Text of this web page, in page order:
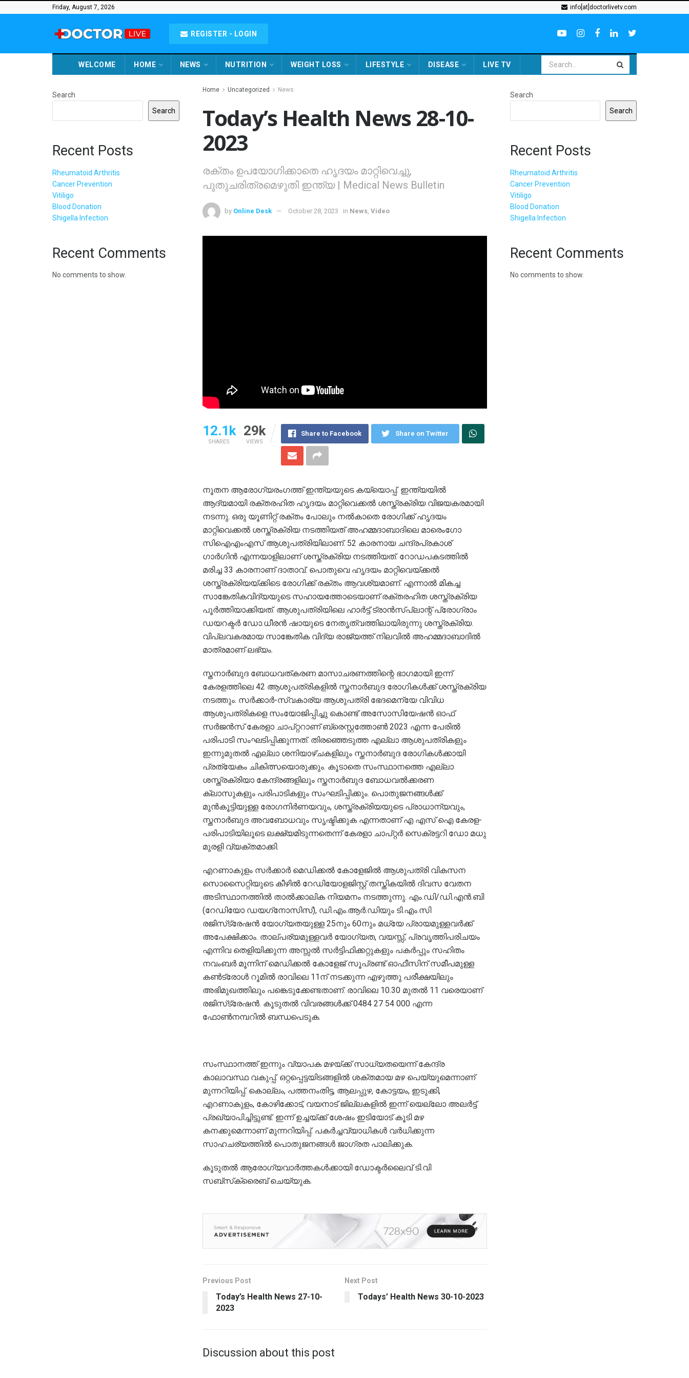
Friday, August 7, 2026 info[at]doctorlivetv.com
REGISTER - LOGIN
WELCOME HOME NEWS NUTRITION WEIGHT LOSS LIFESTYLE DISEASE LIVE TV
Home Uncategorized News
Today’s Health News 28-10-
2023
രക്തം ഉപയോഗിക്കാതെ ഹൃദയം മാറ്റിവെച്ചു,
പുതുചരിത്രമെഴുതി ഇന്ത്യ | Medical News Bulletin
by Online Desk October 28, 2023 in News, Video
12.1k
SHARES
29k
VIEWS
Share to Facebook Share on Twitter
നൂതന ആരോഗ്യരംഗത്ത് ഇന്ത്യയുടെ കയ്യൊപ്പ്. ഇന്ത്യയില്‍
ആദ്യമായി രക്തരഹിത ഹൃദയം മാറ്റിവെക്കല്‍ ശസ്ത്രക്രിയ വിജയകരമായി
നടന്നു. ഒരു യൂണിറ്റ് രക്തം പോലും നല്‍കാതെ രോഗിക്ക് ഹൃദയം
മാറ്റിവെക്കല്‍ ശസ്ത്രക്രിയ നടത്തിയത് അഹമ്മദാബാദിലെ മാരെംഗോ
സിഐഎംഎസ് ആശുപത്രിയിലാണ്. 52 കാരനായ ചന്ദ്രപ്രകാശ്
ഗാര്‍ഗിന്‍ എന്നയാളിലാണ് ശസ്ത്രക്രിയ നടത്തിയത്. റോഡപകടത്തില്‍
മരിച്ച 33 കാരനാണ് ദാതാവ്. പൊതുവെ ഹൃദയം മാറ്റിവെയ്ക്കല്‍
ശസ്ത്രക്രിയയ്ക്കിടെ രോഗിക്ക് രക്തം ആവശ്യമാണ്. എന്നാല്‍ മികച്ച
സാങ്കേതികവിദ്യയുടെ സഹായത്തോടെയാണ് രക്തരഹിത ശസ്ത്രക്രിയ
പൂര്‍ത്തിയാക്കിയത്. ആശുപത്രിയിലെ ഹാര്‍ട്ട് ട്രാന്‍സ്പ്ലാന്റ് പ്രോഗ്രാം
ഡയറക്ടര്‍ ഡോ.ധീരന്‍ ഷായുടെ നേതൃത്വത്തിലായിരുന്നു ശസ്ത്രക്രിയ.
വിപ്ലവകരമായ സാങ്കേതിക വിദ്യ രാജ്യത്ത് നിലവില്‍ അഹമ്മദാബാദില്‍
മാത്രമാണ് ലഭ്യം.
സ്തനാര്‍ബുദ ബോധവത്കരണ മാസാചരണത്തിന്റെ ഭാഗമായി ഇന്ന്
കേരളത്തിലെ 42 ആശുപത്രികളില്‍ സ്തനാര്‍ബുദ രോഗികള്‍ക്ക് ശസ്ത്രക്രിയ
നടത്തും. സര്‍ക്കാര്‍-സ്വകാര്യ ആശുപത്രി ഭേദമെന്യേ വിവിധ
ആശുപത്രികളെ സംയോജിപ്പിച്ചു കൊണ്ട് അസോസിയേഷന്‍ ഓഫ്
സര്‍ജന്‍സ് കേരളാ ചാപ്റ്ററാണ് ബ്രെസ്റ്റത്തോണ്‍ 2023 എന്ന പേരില്‍
പരിപാടി സംഘടിപ്പിക്കുന്നത്. തിരഞ്ഞെടുത്ത എല്ലാ ആശുപത്രികളും
ഇന്നുമുതല്‍ എല്ലാ ശനിയാഴ്ചകളിലും സ്തനാര്‍ബുദ രോഗികള്‍ക്കായി
പ്രത്യേകം ചികിത്സയൊരുക്കും. കൂടാതെ സംസ്ഥാനത്തെ എല്ലാ
ശസ്ത്രക്രിയാ കേന്ദ്രങ്ങളിലും സ്തനാര്‍ബുദ ബോധവല്‍ക്കരണ
ക്ലാസുകളും പരിപാടികളും സംഘടിപ്പിക്കും. പൊതുജനങ്ങള്‍ക്ക്
മുന്‍കൂട്ടിയുള്ള രോഗനിര്‍ണയവും, ശസ്ത്രക്രിയയുടെ പ്രാധാന്യവും,
സ്തനാര്‍ബുദ അവബോധവും സൃഷ്ടിക്കുക എന്നതാണ് എ എസ് ഐ കേരള-
പരിപാടിയിലൂടെ ലക്ഷ്യമിടുന്നതെന്ന് കേരളാ ചാപ്റ്റര്‍ സെക്രട്ടറി ഡോ മധു
മുരളി വ്യക്തമാക്കി.
എറണാകുളം സര്‍ക്കാര്‍ മെഡിക്കല്‍ കോളേജില്‍ ആശുപത്രി വികസന
സൊസൈറ്റിയുടെ കീഴില്‍ റേഡിയോളജിസ്റ്റ് തസ്തികയില്‍ ദിവസ വേതന
അടിസ്ഥാനത്തില്‍ താല്‍ക്കാലിക നിയമനം നടത്തുന്നു. എം.ഡി/ഡി.എന്‍.ബി
(റേഡിയോ ഡയഗ്‌നോസിസ്), ഡി.എം.ആര്‍.ഡിയും ടി.എം.സി
രജിസ്‌ട്രേഷന്‍ യോഗ്യതയുള്ള 25നും 60നും മധ്യേ പ്രായമുള്ളവര്‍ക്ക്
അപേക്ഷിക്കാം. താല്പര്യമുള്ളവര്‍ യോഗ്യത, വയസ്സ്, പ്രവൃത്തിപരിചയം
എന്നിവ തെളിയിക്കുന്ന അസ്സല്‍ സര്‍ട്ടിഫിക്കറ്റുകളും പകര്‍പ്പും സഹിതം
നവംബര്‍ മൂന്നിന് മെഡിക്കല്‍ കോളേജ് സൂപ്രണ്ട് ഓഫീസിന് സമീപമുള്ള
കണ്‍ട്രോള്‍ റൂമില്‍ രാവിലെ 11ന് നടക്കുന്ന എഴുത്തു പരീക്ഷയിലും
അഭിമുഖത്തിലും പങ്കെടുക്കേണ്ടതാണ്. രാവിലെ 10.30 മുതല്‍ 11 വരെയാണ്
രജിസ്‌ട്രേഷന്‍. കൂടുതല്‍ വിവരങ്ങള്‍ക്ക് 0484 27 54 000 എന്ന
ഫോണ്‍നമ്പറില്‍ ബന്ധപെടുക.
സംസ്ഥാനത്ത് ഇന്നും വ്യാപക മഴയ്ക്ക് സാധ്യതയെന്ന് കേന്ദ്ര
കാലാവസ്ഥ വകുപ്പ്. ഒറ്റപ്പെട്ടയിടങ്ങളില്‍ ശക്തമായ മഴ പെയ്യുമെന്നാണ്
മുന്നറിയിപ്പ്. കൊല്ലം, പത്തനംതിട്ട, ആലപ്പുഴ, കോട്ടയം, ഇടുക്കി,
എറണാകുളം, കോഴിക്കോട്, വയനാട് ജില്ലകളില്‍ ഇന്ന് യെല്ലോ അലര്‍ട്ട്
പ്രഖ്യാപിച്ചിട്ടുണ്ട്. ഇന്ന് ഉച്ചയ്ക്ക് ശേഷം ഇടിയോട് കൂടി മഴ
കനക്കുമെന്നാണ് മുന്നറിയിപ്പ്. പകര്‍ച്ചവ്യാധികള്‍ വര്‍ധിക്കുന്ന
സാഹചര്യത്തില്‍ പൊതുജനങ്ങള്‍ ജാഗ്രത പാലിക്കുക.
കൂടുതല്‍ ആരോഗ്യവാര്‍ത്തകള്‍ക്കായി ഡോക്ടര്‍ലൈവ് ടി.വി
സബ്‌സ്‌ക്രൈബ് ചെയ്യുക.
Previous Post
Today’s Health News 27-10-
2023
Next Post
Todays’ Health News 30-10-2023
Discussion about this post
Search
Search
Recent Posts
Rheumatoid Arthritis
Cancer Prevention
Vitiligo
Blood Donation
Shigella Infection
Recent Comments
No comments to show.
Search
Search
Recent Posts
Rheumatoid Arthritis
Cancer Prevention
Vitiligo
Blood Donation
Shigella Infection
Recent Comments
No comments to show.